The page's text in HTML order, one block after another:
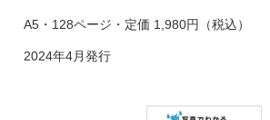
A5・128ページ・定価 1,980円（税込）
2024年4月発行